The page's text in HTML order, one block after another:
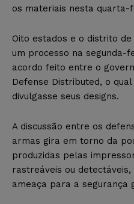
os materiais nesta quarta-
Oito estados e o distrito
um processo na segunda-
acordo feito entre o
Defense Distributed, o
divulgasse seus designs.
A discussão entre os
armas gira em torno da
produzidas pelas
rastreáveis ou
ameaça para a segurança